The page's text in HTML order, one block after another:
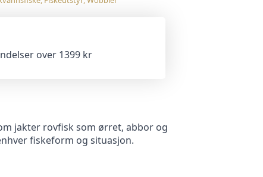
over 1399 kr
jakter rovfisk som ørret, abbor og
fiskeform og situasjon.